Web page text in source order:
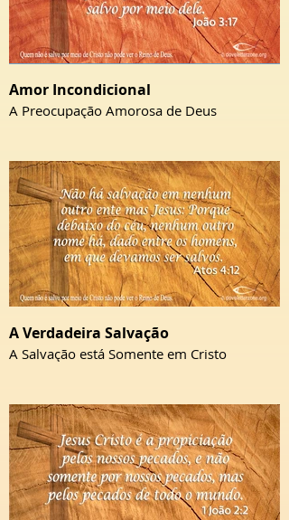
Amor Incondicional
A Preocupação Amorosa de Deus
A Verdadeira Salvação
A Salvação está Somente em Cristo